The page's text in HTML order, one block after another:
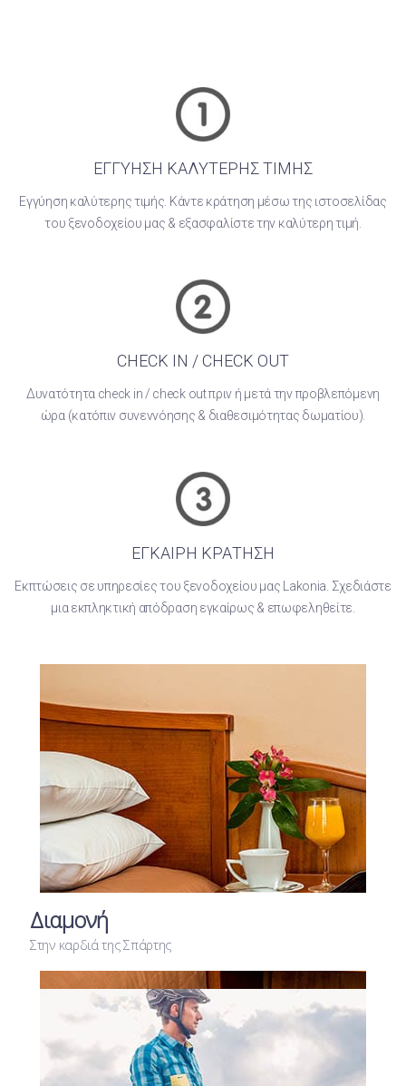
ΕΓΓΥΗΣΗ ΚΑΛΥΤΕΡΗΣ ΤΙΜΗΣ
Εγγύηση καλύτερης τιμής. Κάντε κράτηση μέσω της ιστοσελίδας
του ξενοδοχείου μας & εξασφαλίστε την καλύτερη τιμή.
CHECK IN / CHECK OUT
Δυνατότητα check in / check out πριν ή μετά την προβλεπόμενη
ώρα (κατόπιν συνεννόησης & διαθεσιμότητας δωματίου).
ΕΓΚΑΙΡΗ ΚΡΑΤΗΣΗ
Εκπτώσεις σε υπηρεσίες του ξενοδοχείου μας Lakonia. Σχεδιάστε
μια εκπληκτική απόδραση εγκαίρως & επωφεληθείτε.
Διαμονή
Στην καρδιά της Σπάρτης